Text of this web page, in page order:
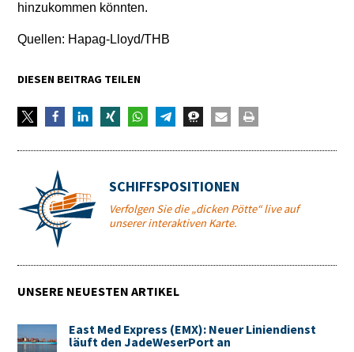
hinzukommen könnten.
Quellen: Hapag-Lloyd/THB
DIESEN BEITRAG TEILEN
SCHIFFSPOSITIONEN
Verfolgen Sie die „dicken Pötte“ live auf
unserer interaktiven Karte.
UNSERE NEUESTEN ARTIKEL
East Med Express (EMX): Neuer Liniendienst
läuft den JadeWeserPort an